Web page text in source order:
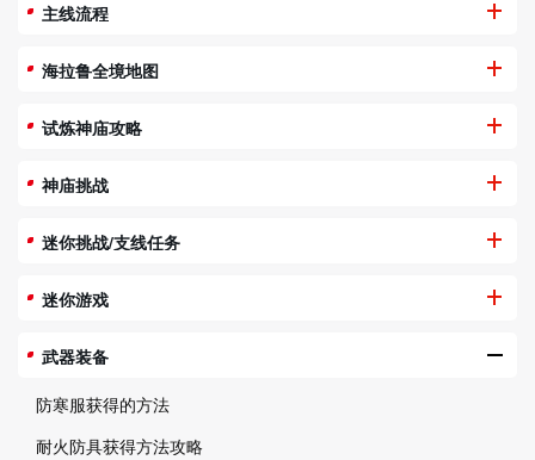
主线流程
海拉鲁全境地图
试炼神庙攻略
神庙挑战
迷你挑战/支线任务
迷你游戏
武器装备
防寒服获得的方法
耐火防具获得方法攻略